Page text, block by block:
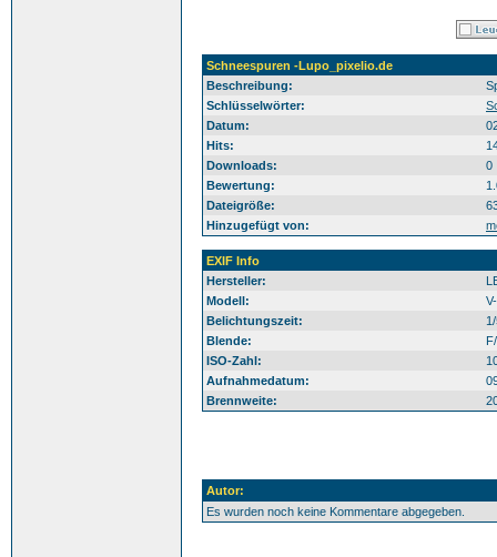
Schneespuren -Lupo_pixelio.de
Beschreibung:
Schlüsselwörter:
Datum:
Hits:
Downloads:
0
Bewertung:
Dateigröße:
Hinzugefügt von:
EXIF Info
Hersteller:
Modell:
Belichtungszeit:
Blende:
ISO-Zahl:
Aufnahmedatum:
Brennweite:
Autor:
Es wurden noch keine Kommentare abgegeben.